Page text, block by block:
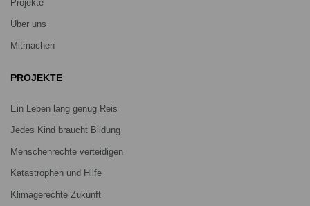
Projekte
Über uns
Mitmachen
PROJEKTE
Ein Leben lang genug Reis
Jedes Kind braucht Bildung
Menschenrechte verteidigen
Katastrophen und Hilfe
Klimagerechte Zukunft